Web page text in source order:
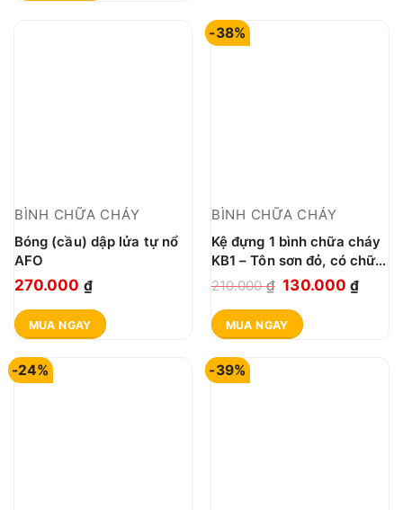
495.000 ₫.
BÌNH CHỮA CHÁY
Bóng (cầu) dập lửa tự nổ
AFO
270.000 ₫
MUA NGAY
-38%
BÌNH CHỮA CHÁY
Kệ đựng 1 bình chữa cháy
KB1 – Tôn sơn đỏ, có chữ
PCCC 114
210.000₫ Giá
gốc
là:
130.000₫Giá
MUA NGAY
-24% -39%